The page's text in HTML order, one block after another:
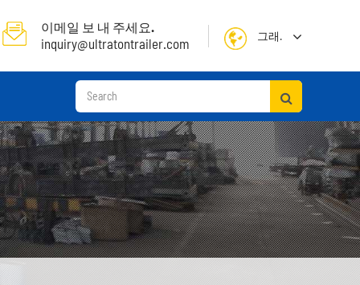
이메일 보 내 주세요.
inquiry@ultratontrailer.com 그래.
English
日本語
한국어
français
Deutsch